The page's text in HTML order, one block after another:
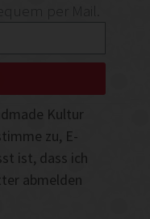
per Mail.
Kultur
zu, E-
ist, dass ich
abmelden